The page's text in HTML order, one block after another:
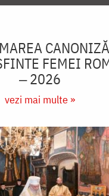
FEMEI
‒ 2026
vezi mai multe »